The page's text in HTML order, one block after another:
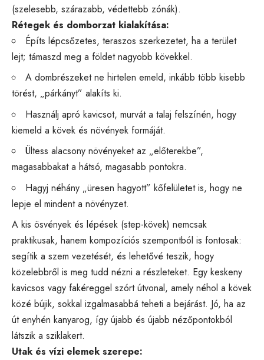
(szelesebb, szárazabb, védettebb zónák).
Rétegek és domborzat kialakítása:
Építs lépcsőzetes, teraszos szerkezetet, ha a terület
lejt; támaszd meg a földet nagyobb kövekkel.
A dombrészeket ne hirtelen emeld, inkább több kisebb
törést, „párkányt” alakíts ki.
Használj apró kavicsot, murvát a talaj felszínén, hogy
kiemeld a kövek és növények formáját.
Ültess alacsony növényeket az „előterekbe”,
magasabbakat a hátsó, magasabb pontokra.
Hagyj néhány „üresen hagyott” kőfelületet is, hogy ne
lepje el mindent a növényzet.
A kis ösvények és lépések (step-kövek) nemcsak
praktikusak, hanem kompozíciós szempontból is fontosak:
segítik a szem vezetését, és lehetővé teszik, hogy
közelebbről is meg tudd nézni a részleteket. Egy keskeny
kavicsos vagy fakéreggel szórt útvonal, amely néhol a kövek
közé bújik, sokkal izgalmasabbá teheti a bejárást. Jó, ha az
út enyhén kanyarog, így újabb és újabb nézőpontokból
látszik a sziklakert.
Utak és vízi elemek szerepe: